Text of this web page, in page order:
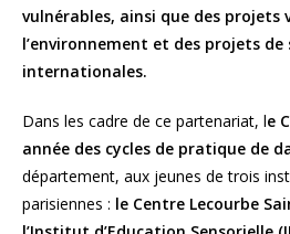
vulnérables, ainsi que des
l’environnement et des projets
internationales.
Dans les cadre de ce partenariat, le
année des cycles de pratique de
département, aux jeunes de trois
parisiennes : le Centre Lecourbe